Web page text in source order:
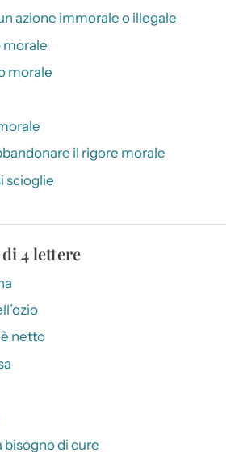
azione immorale o illegale
morale
morale
il rigore morale
scioglie
4 lettere
è netto
bisogno di cure